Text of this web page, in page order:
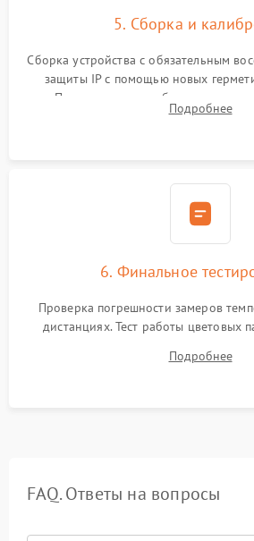
5. Сборка и
Сборка устройства с обязательным
защиты IP с помощью новых
Программная калибровка
абсолютно черному телу для точного
Подробнее
6. Финальное
Проверка погрешности замеров
дистанциях. Тест работы цветовых
термограмм в память и передачи
автономности работы и итоговый
Подробнее
FAQ. Ответы на вопросы